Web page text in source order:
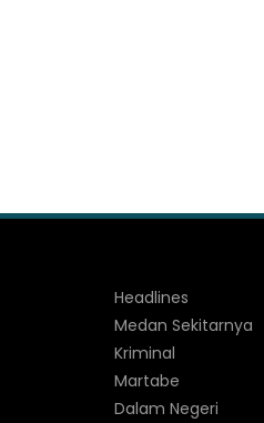
Headlines
Medan Sekitarnya
Kriminal
Martabe
Dalam Negeri